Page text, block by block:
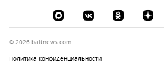
© 2026 baltnews.com
Политика конфиденциальности